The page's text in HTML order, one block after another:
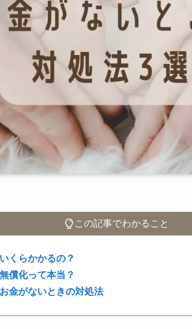
この記事でわかること
くらかかるの？
償化って本当？
金がないときの対処法